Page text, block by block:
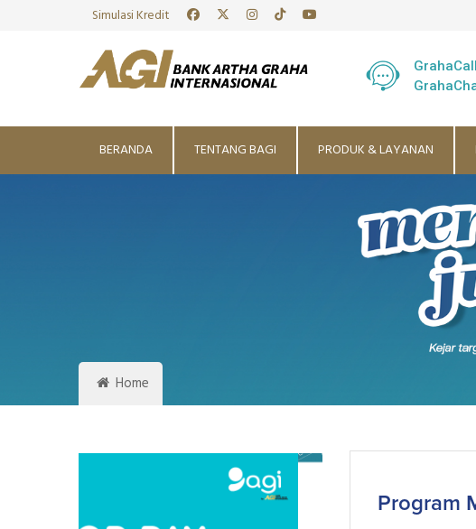
Simulasi Kredit
GrahaCall
BERANDA TENTANG BAGI PRODUK & LAYANAN
Home
Program